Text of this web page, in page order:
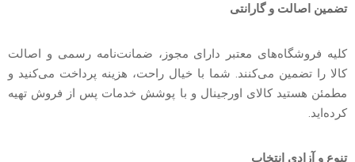
تضمین اصالت و گارانتی
کلیه فروشگاه‌های معتبر دارای مجوز، ضمانت‌نامه رسمی و اصالت
کالا را تضمین می‌کنند. شما با خیال راحت، هزینه پرداخت می‌کنید و
مطمئن هستید کالای اورجینال و با پوشش خدمات پس از فروش تهیه
کرده‌اید.
تنوع و آزادی انتخاب